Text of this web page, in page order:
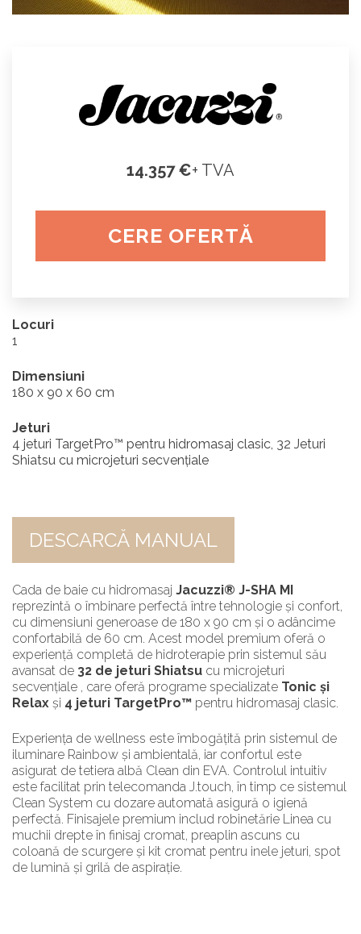
14.357 €+ TVA
CERE OFERTĂ
Locuri
1
Dimensiuni
180 x 90 x 60 cm
Jeturi
4 jeturi TargetPro™ pentru hidromasaj clasic, 32 Jeturi
Shiatsu cu microjeturi secvențiale
DESCARCĂ MANUAL
Cada de baie cu hidromasaj Jacuzzi® J-SHA MI
reprezintă o îmbinare perfectă între tehnologie și confort,
cu dimensiuni generoase de 180 x 90 cm și o adâncime
confortabilă de 60 cm. Acest model premium oferă o
experiență completă de hidroterapie prin sistemul său
avansat de 32 de jeturi Shiatsu cu microjeturi
secvențiale , care oferă programe specializate Tonic și
Relax și 4 jeturi TargetPro™ pentru hidromasaj clasic.
Experiența de wellness este îmbogățită prin sistemul de
iluminare Rainbow și ambientală, iar confortul este
asigurat de tetiera albă Clean din EVA. Controlul intuitiv
este facilitat prin telecomanda J.touch, în timp ce sistemul
Clean System cu dozare automată asigură o igienă
perfectă. Finisajele premium includ robinetărie Linea cu
muchii drepte în finisaj cromat, preaplin ascuns cu
coloană de scurgere și kit cromat pentru inele jeturi, spot
de lumină și grilă de aspirație.